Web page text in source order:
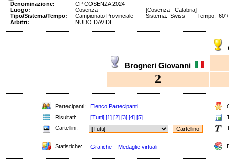
Denominazione:
CP COSENZA 2024
Luogo:
Cosenza
[Cosenza - Calabria]
Tipo/Sistema/Tempo:
Campionato Provinciale Sistema: Swiss Tempo:
Arbitri:
NUDO DAVIDE
Brogneri Giovanni
2
Partecipanti: Elenco Partecipanti
Risultati:
[Tutti] [1] [2] [3] [4] [5]
Cartellini:
Statistiche: Grafiche Medaglie virtuali